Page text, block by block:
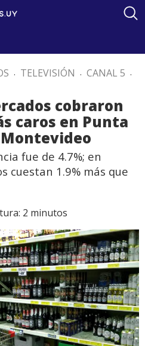
. TELEVISIÓN . CANAL 5 .
cobraron
caros en Punta
fue de 4.7%; en
cuestan 1.9% más que
2 minutos